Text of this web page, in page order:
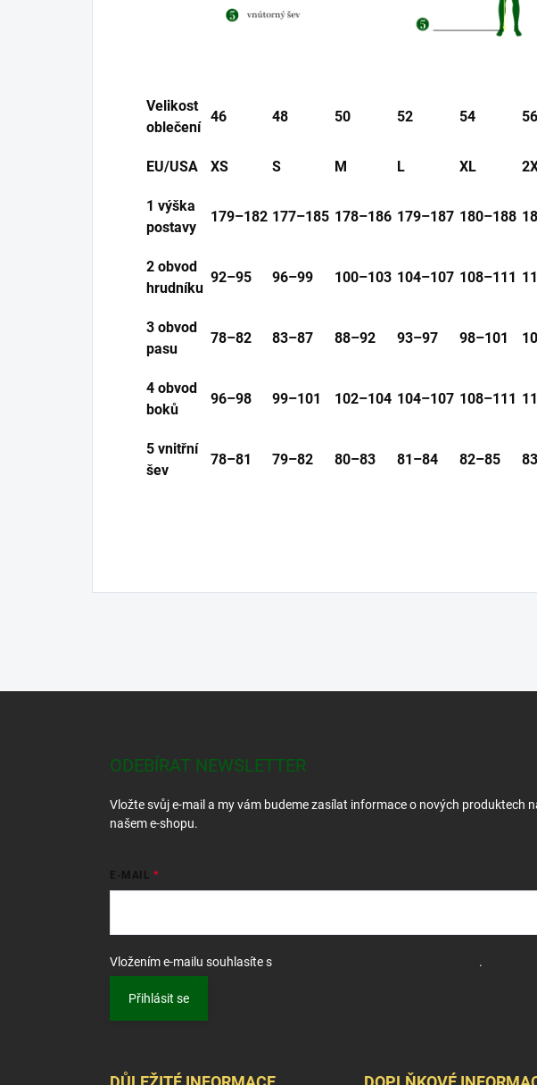
Velikost
oblečení
46 48 50 52 54 56
EU/USA XS S M L XL
1 výška
postavy
179–182 177–185 178–186 179–187 180–188
2 obvod
hrudníku
92–95 96–99 100–103 104–107 108–111
3 obvod
pasu
78–82 83–87 88–92 93–97 98–101
4 obvod
boků
96–98 99–101 102–104 104–107 108–111
5 vnitřní
šev
78–81 79–82 80–83 81–84 82–85
ODEBÍRAT NEWSLETTER
Vložte svůj e-mail a my vám budeme zasílat informace o nových produktech
našem e-shopu.
E-MAIL
Vložením e-mailu souhlasíte s .
Přihlásit se